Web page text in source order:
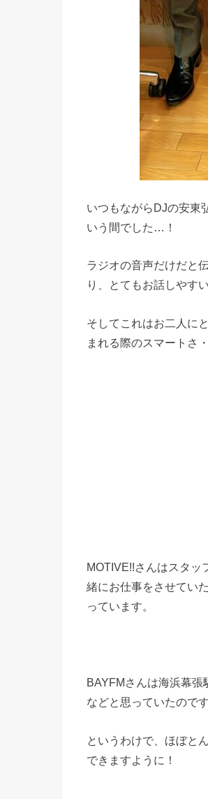
いつもながらDJの安東
いう間でした…！
ラジオの音声だけだと
り、とてもお話しやす
そしてこれはお二人に
まれる際のスマートさ
MOTIVE!!さんはスタ
緒にお仕事をさせてい
っています。
BAYFMさんは海浜幕
などと思っていたので
というわけで、ほぼと
できますように！